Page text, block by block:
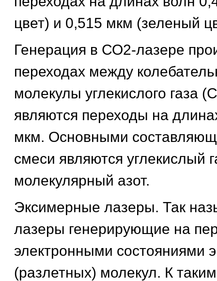
цвет) и 0,515 мкм (зеленый
Генерация в СО2-лазере
переходах между
молекулы углекислого газа
являются переходы на
мкм. Основными
смеси являются углекислый
молекулярный азот.
Эксимерные лазеры. Так
лазеры генерирующие на
электронными состояниями
(разлетных) молекул. К